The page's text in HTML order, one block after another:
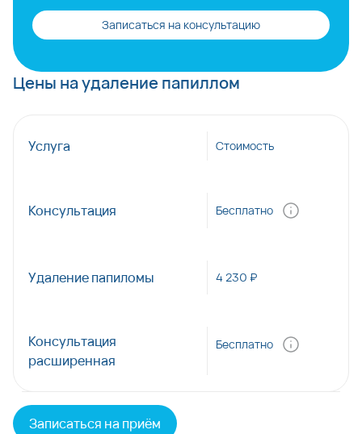
Записаться на консультацию
Цены на удаление папиллом
Услуга Стоимость
Консультация Бесплатно
Удаление папиломы 4 230 ₽
Консультация
расширенная
Бесплатно
Записаться на приём